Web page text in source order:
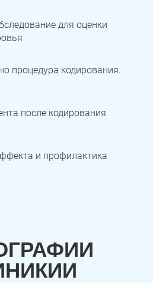
для оценки
процедура кодирования.
после кодирования
и профилактика